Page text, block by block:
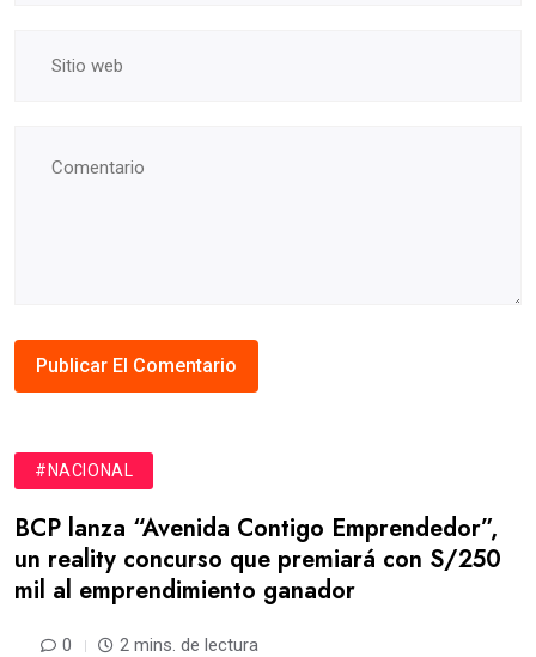
#NACIONAL
BCP lanza “Avenida Contigo Emprendedor”,
un reality concurso que premiará con S/250
mil al emprendimiento ganador
0 2 mins. de lectura